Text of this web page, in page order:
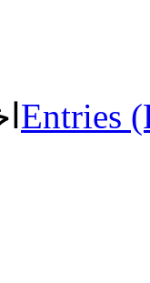
Entries